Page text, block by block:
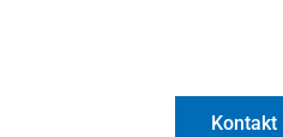
Kontakt